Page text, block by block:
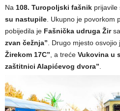
Na 108. Turopoljski fašnik prijavile
su nastupile . Ukupno je povorkom
pobijedila je Fašnička udruga Žirsa
zvan čežnja” . Drugo mjesto osvojio
Žirekom 17C” , a treće Vukovina u
zaštitnici Alapićevog dvora”